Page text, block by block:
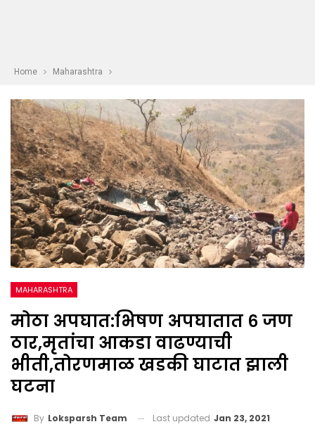
Home Maharashtra
MAHARASHTRA
मोठा अपघात:भिषण अपघातात ६ जण
ठार,मृतांचा आकडा वाढण्याची
भीती,तोरणमाळ खडकी घाटात झाली
घटना
By Loksparsh Team Last updated Jan 23, 2021